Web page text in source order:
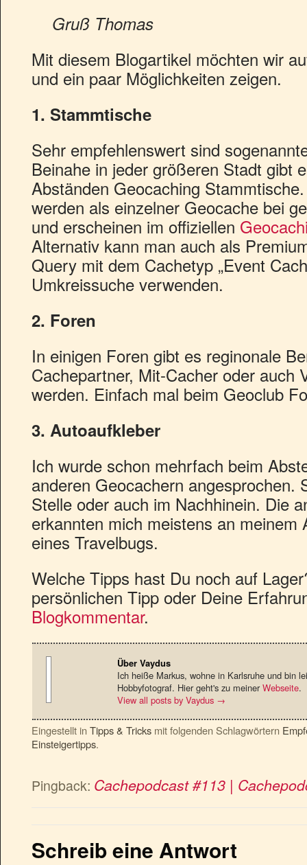
Gruß Thomas
Mit diesem Blogartikel möchten wir
und ein paar Möglichkeiten zeigen.
1. Stammtische
Sehr empfehlenswert sind
Beinahe in jeder größeren Stadt gibt
Abständen Geocaching
werden als einzelner Geocache bei
und erscheinen im offiziellen
Alternativ kann man auch als
Query mit dem Cachetyp „Event
Umkreissuche verwenden.
2. Foren
In einigen Foren gibt es reginonale
Cachepartner, Mit-Cacher oder auch
werden. Einfach mal beim Geoclub
3. Autoaufkleber
Ich wurde schon mehrfach beim
anderen Geocachern angesprochen.
Stelle oder auch im Nachhinein. Die
erkannten mich meistens an meinem
eines Travelbugs.
Welche Tipps hast Du noch auf
persönlichen Tipp oder Deine
Blogkommentar.
Über Vaydus
Ich heiße Markus, wohne in Karlsruhe und bin
Hobbyfotograf. Hier geht's zu meinerWebseite.
View all posts by Vaydus →
Eingestellt in Tipps & Tricks mit folgenden Schlagwörtern
Einsteigertipps.
Pingback: Cachepodcast #113 |
Schreib eine Antwort